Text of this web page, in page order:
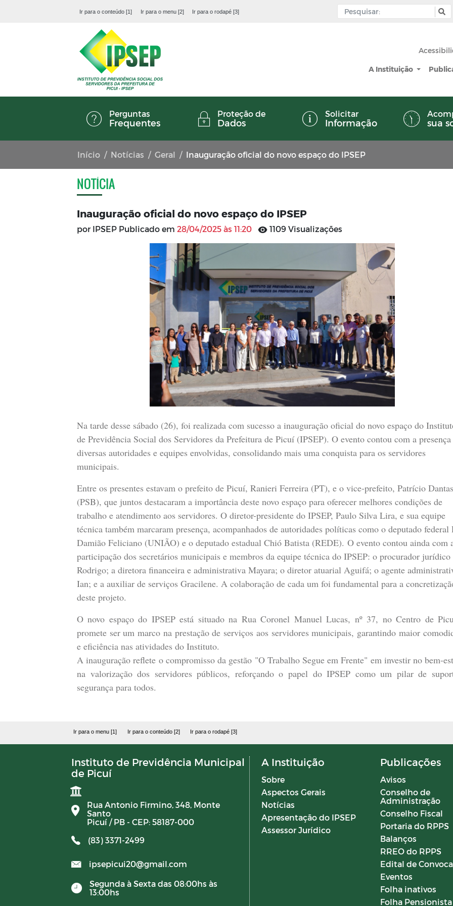
Ir para o conteúdo [1] Ir para o menu [2] Ir para o rodapé [3]
A Instituição
Perguntas
Frequentes
Proteção de
Dados
Solicitar
Informação sua
Início Notícias Geral Inauguração oficial do novo espaço do IPSEP
NOTÍCIA
Inauguração oficial do novo espaço do IPSEP
por IPSEP Publicado em 28/04/2025 às 11:20 1109 Visualizações
Na tarde desse sábado (26), foi realizada com sucesso a inauguração oficial do novo espaço do
de Previdência Social dos Servidores da Prefeitura de Picuí (IPSEP). O evento contou com a presença
diversas autoridades e equipes envolvidas, consolidando mais uma conquista para os servidores
municipais.
Entre os presentes estavam o prefeito de Picuí, Ranieri Ferreira (PT), e o vice-prefeito, Patrício Dantas
(PSB), que juntos destacaram a importância deste novo espaço para oferecer melhores condições de
trabalho e atendimento aos servidores. O diretor-presidente do IPSEP, Paulo Silva Lira, e sua equipe
técnica também marcaram presença, acompanhados de autoridades políticas como o deputado federal
Damião Feliciano (UNIÃO) e o deputado estadual Chió Batista (REDE). O evento contou ainda com
participação dos secretários municipais e membros da equipe técnica do IPSEP: o procurador jurídico
Rodrigo; a diretora financeira e administrativa Mayara; o diretor atuarial Aguifá; o agente
Ian; e a auxiliar de serviços Gracilene. A colaboração de cada um foi fundamental para a
deste projeto.
O novo espaço do IPSEP está situado na Rua Coronel Manuel Lucas, nº 37, no Centro de
promete ser um marco na prestação de serviços aos servidores municipais, garantindo maior
e eficiência nas atividades do Instituto.
A inauguração reflete o compromisso da gestão "O Trabalho Segue em Frente" em investir no bem-
na valorização dos servidores públicos, reforçando o papel do IPSEP como um pilar de
segurança para todos.
Ir para o menu [1] Ir para o conteúdo [2] Ir para o rodapé [3]
Instituto de Previdência Municipal
de Picuí
Rua Antonio Firmino, 348, Monte
Santo
Picuí / PB - CEP: 58187-000
(83) 3371-2499
ipsepicui20@gmail.com
Segunda à Sexta das 08:00hs às
13:00hs
A Instituição
Sobre
Aspectos Gerais
Notícias
Apresentação do IPSEP
Assessor Jurídico
Publicações
Avisos
Conselho de
Administração
Conselho Fiscal
Portaria do RPPS
Balanços
RREO do RPPS
Edital de
Eventos
Folha inativos
Folha Pensionista